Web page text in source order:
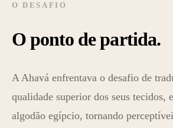
O DESAFIO
O ponto de partida.
A Ahavá enfrentava o desafio de
qualidade superior dos seus tecidos,
algodão egípcio, tornando